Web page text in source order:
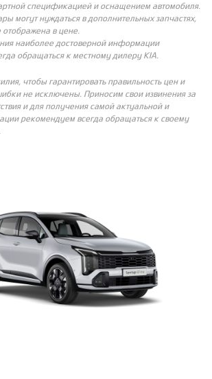
спецификацией и оснащением автомобиля.
могут нуждаться в дополнительных запчастях,
отображена в цене.
наиболее достоверной информации
обращаться к местному дилеру KIA.
чтобы гарантировать правильность цен и
не исключены. Приносим свои извинения за
и для получения самой актуальной и
рекомендуем всегда обращаться к своему